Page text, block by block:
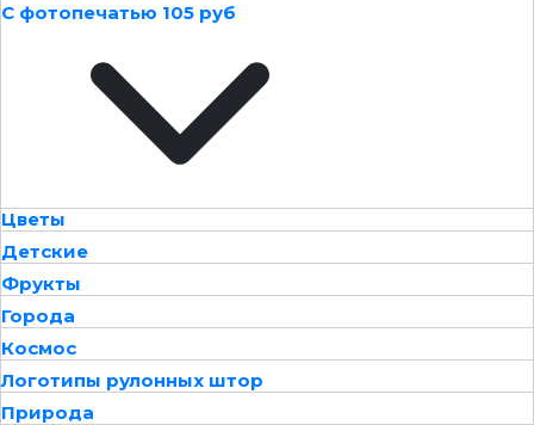
С фотопечатью 105 руб
Цветы
Детские
Фрукты
Города
Космос
Логотипы рулонных штор
Природа